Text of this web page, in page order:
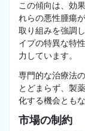
この傾向は、効
れらの悪性腫瘍
取り組みを強調
イプの特異な特
力しています。
専門的な治療法
とどまらず、製
化する機会とも
市場の制約